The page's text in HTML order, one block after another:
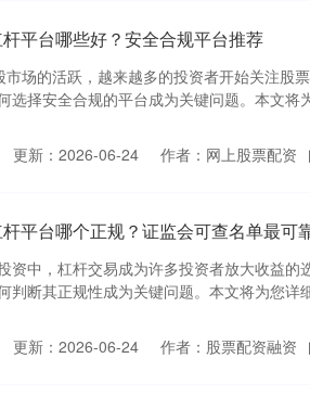
平台哪些好？安全合规平台推荐
市场的活跃，越来越多的投资者开始关注股
选择安全合规的平台成为关键问题。本文
更新：2026-06-24 作者：网上股票配资
平台哪个正规？证监会可查名单最可
资中，杠杆交易成为许多投资者放大收益
判断其正规性成为关键问题。本文将为您详
更新：2026-06-24 作者：股票配资融资